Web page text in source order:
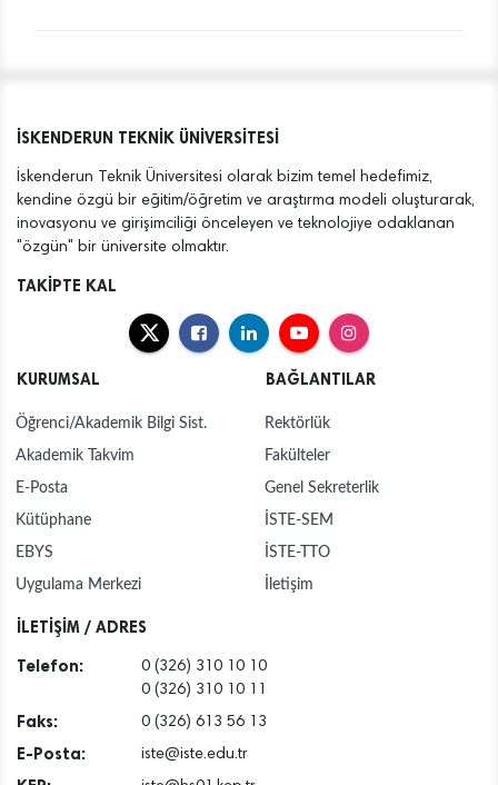
İSKENDERUN TEKNİK ÜNİVERSİTESİ
İskenderun Teknik Üniversitesi olarak bizim temel hedefimiz,
kendine özgü bir eğitim/öğretim ve araştırma modeli oluşturarak,
inovasyonu ve girişimciliği önceleyen ve teknolojiye odaklanan
"özgün" bir üniversite olmaktır.
TAKİPTE KAL
KURUMSAL
Öğrenci/Akademik Bilgi Sist.
Akademik Takvim
E-Posta
Kütüphane
EBYS
Uygulama Merkezi
BAĞLANTILAR
Rektörlük
Fakülteler
Genel Sekreterlik
İSTE-SEM
İSTE-TTO
İletişim
İLETİŞİM / ADRES
Telefon:
0 (326) 310 10 10
0 (326) 310 10 11
Faks: 0 (326) 613 56 13
E-Posta: iste@iste.edu.tr